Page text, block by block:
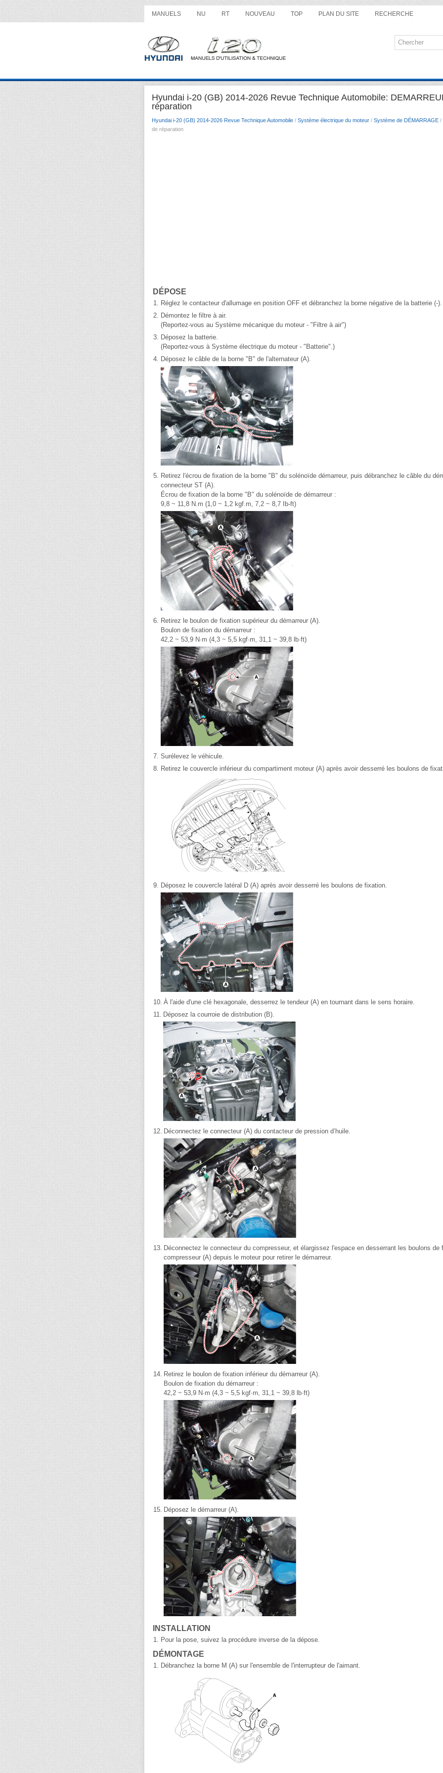
MANUELS NU RT NOUVEAU TOP PLAN DU SITE RECHERCHE
Hyundai i-20 (GB) 2014-2026 Revue Technique Automobile:
réparation
Hyundai i-20 (GB) 2014-2026 Revue Technique Automobile / Système électrique du moteur / Système de DÉMARRAGE /
de réparation
DÉPOSE
1. Réglez le contacteur d'allumage en position OFF et débranchez la borne négative de la batterie (-).
2. Démontez le filtre à air.
(Reportez-vous au Système mécanique du moteur - "Filtre à air")
3. Déposez la batterie.
(Reportez-vous à Système électrique du moteur - "Batterie".)
4. Déposez le câble de la borne "B" de l'alternateur (A).
5. Retirez l'écrou de fixation de la borne "B" du solénoïde démarreur, puis débranchez le câble du
connecteur ST (A).
Écrou de fixation de la borne "B" du solénoïde de démarreur :
9,8 ~ 11,8 N.m (1,0 ~ 1,2 kgf.m, 7,2 ~ 8,7 Ib-ft)
6. Retirez le boulon de fixation supérieur du démarreur (A).
Boulon de fixation du démarreur :
42,2 ~ 53,9 N·m (4,3 ~ 5,5 kgf·m, 31,1 ~ 39,8 lb·ft)
7. Surélevez le véhicule.
8. Retirez le couvercle inférieur du compartiment moteur (A) après avoir desserré les boulons de
9. Déposez le couvercle latéral D (A) après avoir desserré les boulons de fixation.
10. À l'aide d'une clé hexagonale, desserrez le tendeur (A) en tournant dans le sens horaire.
11. Déposez la courroie de distribution (B).
12. Déconnectez le connecteur (A) du contacteur de pression d’huile.
13. Déconnectez le connecteur du compresseur, et élargissez l'espace en desserrant les boulons de
compresseur (A) depuis le moteur pour retirer le démarreur.
14. Retirez le boulon de fixation inférieur du démarreur (A).
Boulon de fixation du démarreur :
42,2 ~ 53,9 N·m (4,3 ~ 5,5 kgf·m, 31,1 ~ 39,8 lb·ft)
15. Déposez le démarreur (A).
INSTALLATION
1. Pour la pose, suivez la procédure inverse de la dépose.
DÉMONTAGE
1. Débranchez la borne M (A) sur l'ensemble de l'interrupteur de l'aimant.